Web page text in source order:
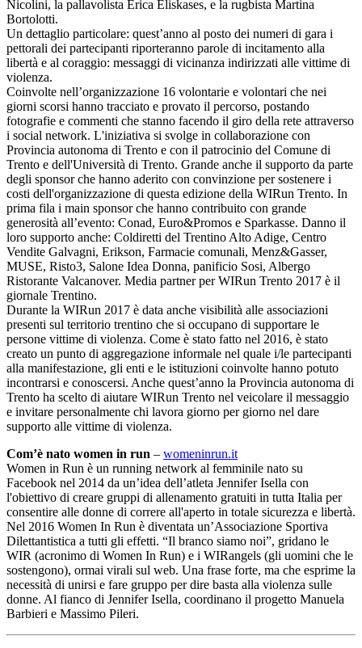
Nicolini, la pallavolista Erica Eliskases, e la rugbista Martina
Bortolotti.
Un dettaglio particolare: quest’anno al posto dei numeri di gara i
pettorali dei partecipanti riporteranno parole di incitamento alla
libertà e al coraggio: messaggi di vicinanza indirizzati alle vittime di
violenza.
Coinvolte nell’organizzazione 16 volontarie e volontari che nei
giorni scorsi hanno tracciato e provato il percorso, postando
fotografie e commenti che stanno facendo il giro della rete attraverso
i social network. L'iniziativa si svolge in collaborazione con
Provincia autonoma di Trento e con il patrocinio del Comune di
Trento e dell'Università di Trento. Grande anche il supporto da parte
degli sponsor che hanno aderito con convinzione per sostenere i
costi dell'organizzazione di questa edizione della WIRun Trento. In
prima fila i main sponsor che hanno contribuito con grande
generosità all’evento: Conad, Euro&Promos e Sparkasse. Danno il
loro supporto anche: Coldiretti del Trentino Alto Adige, Centro
Vendite Galvagni, Erikson, Farmacie comunali, Menz&Gasser,
MUSE, Risto3, Salone Idea Donna, panificio Sosi, Albergo
Ristorante Valcanover. Media partner per WIRun Trento 2017 è il
giornale Trentino.
Durante la WIRun 2017 è data anche visibilità alle associazioni
presenti sul territorio trentino che si occupano di supportare le
persone vittime di violenza. Come è stato fatto nel 2016, è stato
creato un punto di aggregazione informale nel quale i/le partecipanti
alla manifestazione, gli enti e le istituzioni coinvolte hanno potuto
incontrarsi e conoscersi. Anche quest’anno la Provincia autonoma di
Trento ha scelto di aiutare WIRun Trento nel veicolare il messaggio
e invitare personalmente chi lavora giorno per giorno nel dare
supporto alle vittime di violenza.
Com’è nato women in run – womeninrun.it
Women in Run è un running network al femminile nato su
Facebook nel 2014 da un’idea dell’atleta Jennifer Isella con
l'obiettivo di creare gruppi di allenamento gratuiti in tutta Italia per
consentire alle donne di correre all'aperto in totale sicurezza e libertà.
Nel 2016 Women In Run è diventata un’Associazione Sportiva
Dilettantistica a tutti gli effetti. “Il branco siamo noi”, gridano le
WIR (acronimo di Women In Run) e i WIRangels (gli uomini che le
sostengono), ormai virali sul web. Una frase forte, ma che esprime la
necessità di unirsi e fare gruppo per dire basta alla violenza sulle
donne. Al fianco di Jennifer Isella, coordinano il progetto Manuela
Barbieri e Massimo Pileri.